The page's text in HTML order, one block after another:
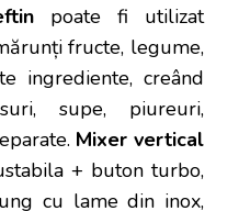
poate fi utilizat
fructe, legume,
ingrediente, creând
supe, piureuri,
Mixer vertical
+ buton turbo,
cu lame din inox,